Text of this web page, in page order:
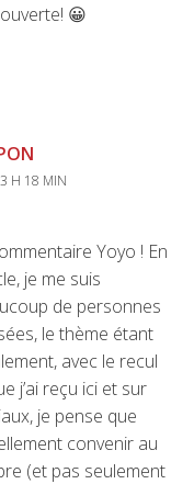
😀
H 18 MIN
Yoyo ! En
je me suis
de personnes
le thème étant
avec le recul
j’ai reçu ici et sur
je pense que
convenir au
(et pas seulement